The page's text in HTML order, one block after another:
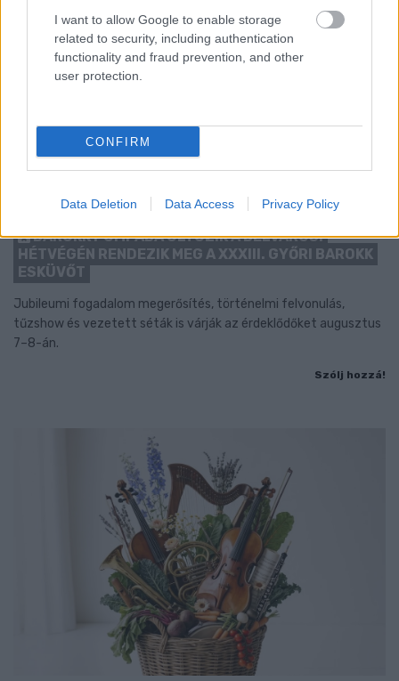
I want to allow Google to enable storage
related to security, including authentication
functionality and fraud prevention, and other
user protection.
CONFIRM
Data Deletion Data Access Privacy Policy
BAROKK POMPÁBA ÖLTÖZIK A BELVÁROS:
HÉTVÉGÉN RENDEZIK MEG A XXXIII. GYŐRI BAROKK
ESKÜVŐT
Jubileumi fogadalom megerősítés, történelmi felvonulás,
tűzshow és vezetett séták is várják az érdeklődőket augusztus
7–8-án.
Szólj hozzá!